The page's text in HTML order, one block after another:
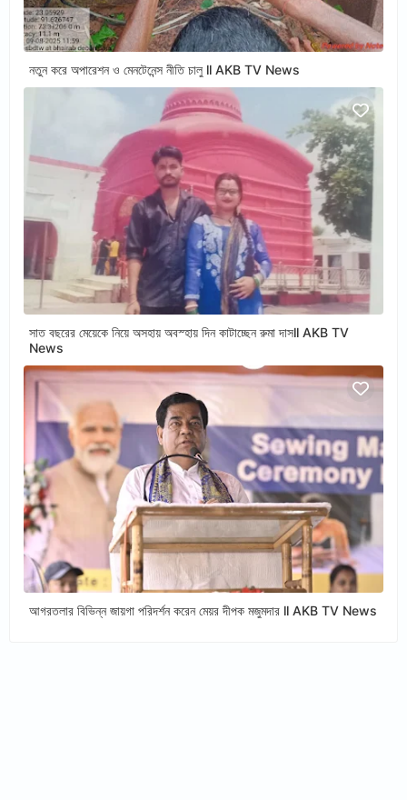
নতুন করে অপারেশন ও মেনটেনেন্স নীতি চালু ll AKB TV News
সাত বছরের মেয়েকে নিয়ে অসহায় অবস্হায় দিন কাটাচ্ছেন রুমা দাসll AKB TV
News
আগরতলার বিভিন্ন জায়গা পরিদর্শন করেন মেয়র দীপক মজুমদার ll AKB TV News